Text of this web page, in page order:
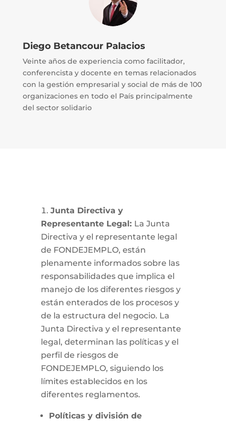
Diego Betancour Palacios
Veinte años de experiencia como facilitador,
conferencista y docente en temas relacionados
con la gestión empresarial y social de más de 100
organizaciones en todo el País principalmente
del sector solidario
Junta Directiva y
Representante Legal: La Junta
Directiva y el representante legal
de FONDEJEMPLO, están
plenamente informados sobre las
responsabilidades que implica el
manejo de los diferentes riesgos y
están enterados de los procesos y
de la estructura del negocio. La
Junta Directiva y el representante
legal, determinan las políticas y el
perfil de riesgos de
FONDEJEMPLO, siguiendo los
límites establecidos en los
diferentes reglamentos.
Políticas y división de